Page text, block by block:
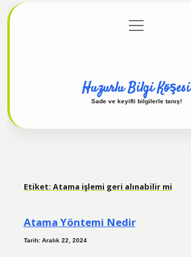
Gizlilik Politikası
menüyü
aç
Huzurlu Bilgi Köşesi
Sade ve keyifli bilgilerle tanış!
Etiket: Atama işlemi geri alınabilir mi
Atama Yöntemi Nedir
Tarih: Aralık 22, 2024